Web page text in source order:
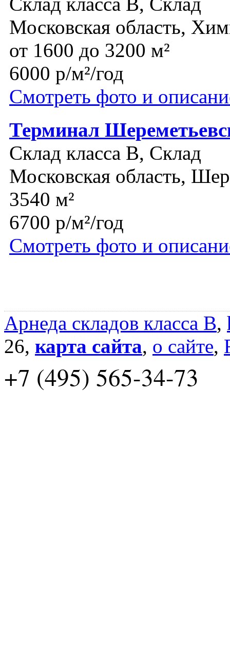
Московская область,
от 1600 до 3200 м²
6000 р/м²/год
Смотреть фото и
Терминал
Склад класса B, Склад
Московская область,
3540 м²
6700 р/м²/год
Смотреть фото и
Арнеда складов класса B,
26, карта сайта, о сайте,
+7 (495) 565-34-73